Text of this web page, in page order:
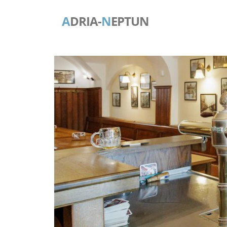
ADRIA-NEPTUN